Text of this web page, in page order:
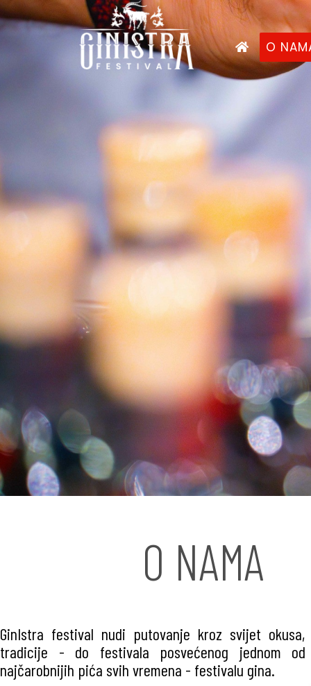
O
O NAMA
GinIstra festival nudi putovanje kroz svijet
tradicije - do festivala posvećenog jednom
najčarobnijih pića svih vremena - festivalu gina.